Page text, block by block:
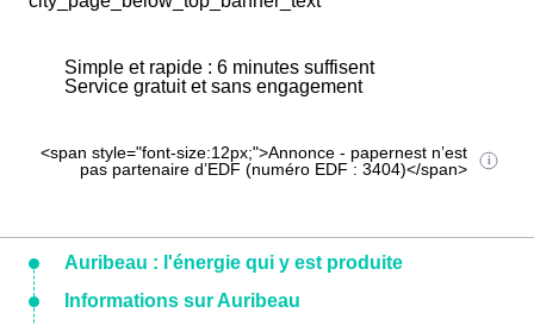
Simple et rapide : 6 minutes suffisent
Service gratuit et sans engagement
<span style="font-size:12px;">Annonce - papernest n’est
pas partenaire d’EDF (numéro EDF : 3404)</span>
Auribeau : l'énergie qui y est produite
Informations sur Auribeau